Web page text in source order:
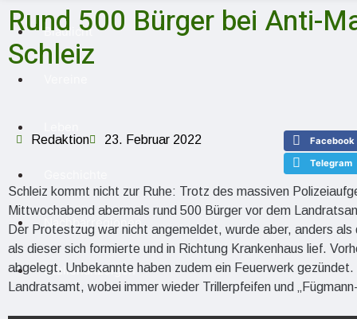
Blaulicht
Nachbarregionen
Stellenanzeigen
Rund 500 Bürger bei Anti-
Schleiz
Redaktion 23. Februar 2022 Facebook
Telegram
Schleiz kommt nicht zur Ruhe: Trotz des massiven
Mittwochabend abermals rund 500 Bürger vor dem
Der Protestzug war nicht angemeldet, wurde aber, anders
als dieser sich formierte und in Richtung Krankenhaus lief.
abgelegt. Unbekannte haben zudem ein Feuerwerk
Landratsamt, wobei immer wieder Trillerpfeifen und